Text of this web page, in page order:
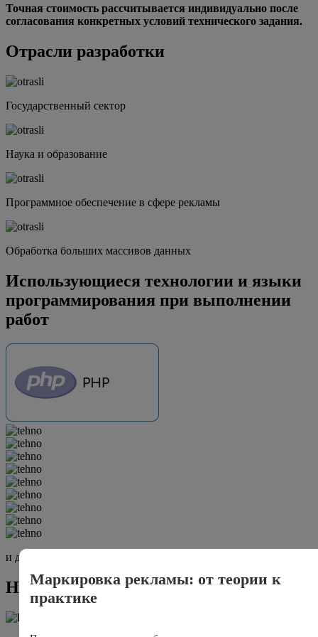
Точная стоимость рассчитывается индивидуально после
согласования конкретных условий технического задания.
Отрасли разработки
Государственный сектор
Наука и образование
Программное обеспечение в сфере рекламы
Обработка больших массивов данных
Использующиеся технологии и языки
программирования при выполнении
работ
и другие современные средства
Наши разработки помогли клиентам
Маркировка рекламы: от теории к
практике